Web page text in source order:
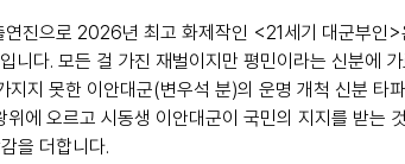
진으로 2026년 최고 화제작인 <21세기 대군부인>
니다. 모든 걸 가진 재벌이지만 평민이라는 신분에 가
지 못한 이안대군(변우석 분)의 운명 개척 신분 타
에 오르고 시동생 이안대군이 국민의 지지를 받는
을 더합니다.